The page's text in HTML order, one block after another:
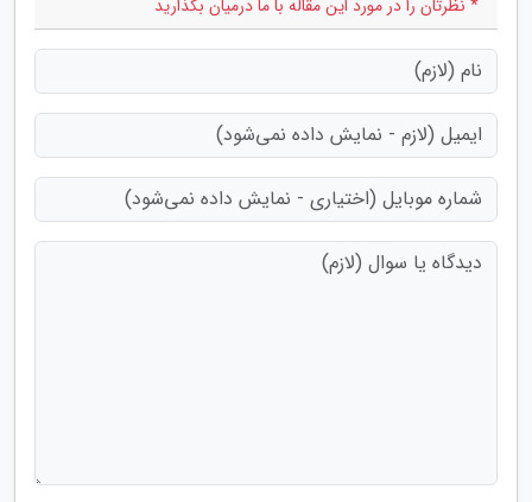
* نظرتان را در مورد این مقاله با ما درمیان بگذارید